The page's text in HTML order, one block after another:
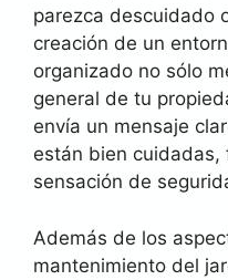
parezca descuidado
creación de un
organizado no sólo
general de tu
envía un mensaje
están bien cuidadas,
sensación de
Además de los
mantenimiento del